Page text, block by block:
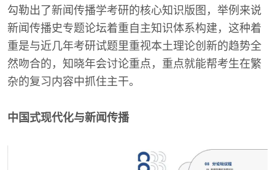
勾勒出了新闻传播学考研的核心知识版图，举例来说
新闻传播史专题论坛着重自主知识体系构建，这种着
重是与近几年考研试题里重视本土理论创新的趋势全
然吻合的，知晓年会讨论重点，重点就能帮考生在繁
杂的复习内容中抓住主干。
中国式现代化与新闻传播